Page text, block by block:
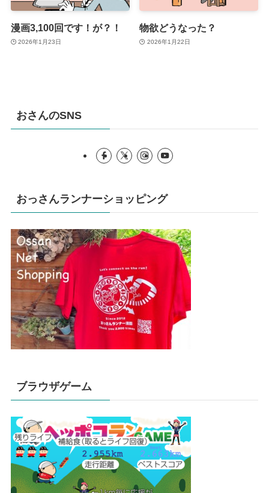
漫画3,100回です！が？！
2026年1月23日
物欲どうなった？
2026年1月22日
おさんのSNS
おっさんランナーショッピング
ブラウザゲーム